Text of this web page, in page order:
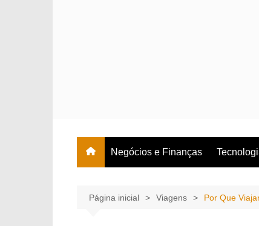
Negócios e Finanças
Página inicial Viagens Por Que